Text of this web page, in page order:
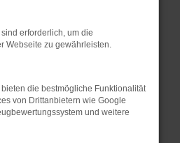
bestimmter Seiten
die Seite in einem
in einem privaten
neu.
helfen, vorübergehende
erforderlich, um die
Webseite zu gewährleisten.
die bestmögliche Funktionalität
von Drittanbietern wie Google
und weitere